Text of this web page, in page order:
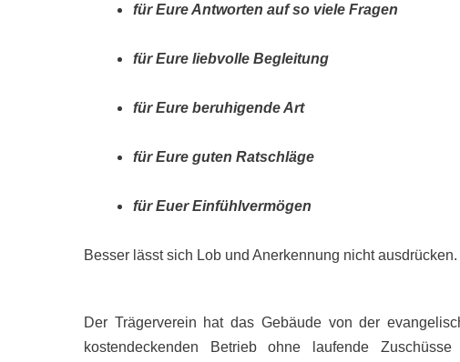
für Eure Antworten auf so viele Fragen
für Eure liebvolle Begleitung
für Eure beruhigende Art
für Eure guten Ratschläge
für Euer Einfühlvermögen
Besser lässt sich Lob und Anerkennung nicht ausdrücken.
Der Trägerverein hat das Gebäude von der
kostendeckenden Betrieb ohne laufende